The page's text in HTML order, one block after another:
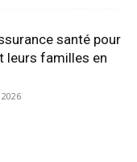
santé pour
leurs familles en